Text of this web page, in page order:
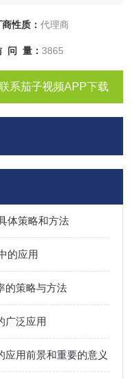
性质： 代理商
问 量： 3865
系茄子视频APP下载
体策略和方法
的应用
的策略与方法
广泛应用
应用前景和重要的意义